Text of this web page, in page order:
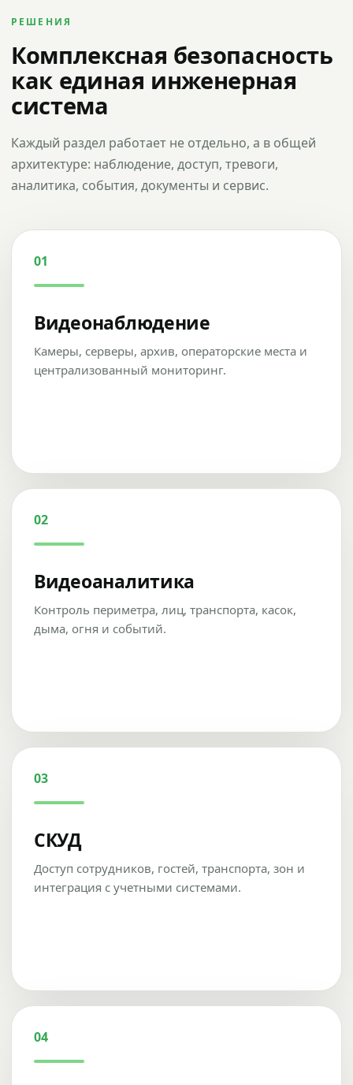
РЕШЕНИЯ
Комплексная безопасность
как единая инженерная
система
Каждый раздел работает не отдельно, а в общей
архитектуре: наблюдение, доступ, тревоги,
аналитика, события, документы и сервис.
01
Видеонаблюдение
Камеры, серверы, архив, операторские места и
централизованный мониторинг.
02
Видеоаналитика
Контроль периметра, лиц, транспорта, касок,
дыма, огня и событий.
03
СКУД
Доступ сотрудников, гостей, транспорта, зон и
интеграция с учетными системами.
04